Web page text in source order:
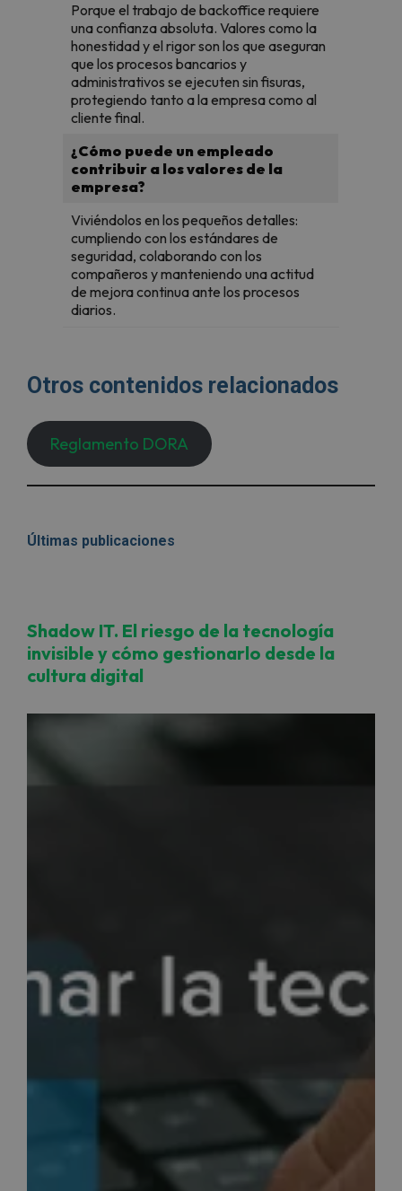
Porque el trabajo de backoffice requiere
una confianza absoluta. Valores como la
honestidad y el rigor son los que aseguran
que los procesos bancarios y
administrativos se ejecuten sin fisuras,
protegiendo tanto a la empresa como al
cliente final.
¿Cómo puede un empleado
contribuir a los valores de la
empresa?
Viviéndolos en los pequeños detalles:
cumpliendo con los estándares de
seguridad, colaborando con los
compañeros y manteniendo una actitud
de mejora continua ante los procesos
diarios.
Otros contenidos relacionados
Reglamento DORA
Últimas publicaciones
Shadow IT. El riesgo de la tecnología
invisible y cómo gestionarlo desde la
cultura digital